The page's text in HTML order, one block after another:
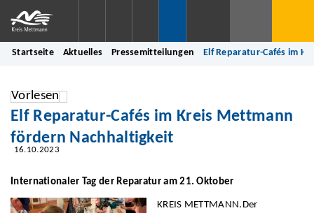
Startseite Aktuelles Pressemitteilungen Elf Reparatur-Cafés im
Vorlesen
Elf Reparatur-Cafés im Kreis Mettmann
fördern Nachhaltigkeit
16.10.2023
Internationaler Tag der Reparatur am 21. Oktober
KREIS METTMANN.Der